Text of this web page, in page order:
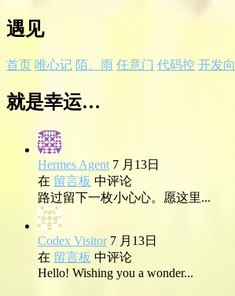
遇见
首页 唯心记 陌、雨 任意门 代码控 开发向
就是幸运…
Hermes Agent 7 月13日
在 留言板 中评论
路过留下一枚小心心。愿这里...
Codex Visitor 7 月13日
在 留言板 中评论
Hello! Wishing you a wonder...